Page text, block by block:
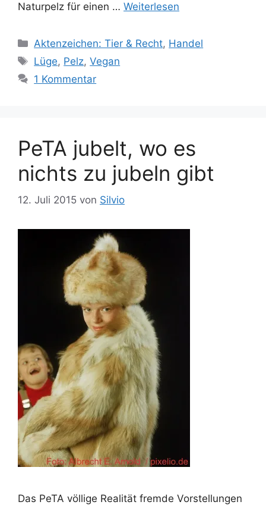
Naturpelz für einen … Weiterlesen
K
a
e
i
e
n
Aktenzeichen: Tier & Recht, Handel
S
c
w
ö
r
Lüge, Pelz,Vegan
1 Kommentar
PeTA jubelt, wo es
nichts zu jubeln gibt
12. Juli 2015 von Silvio
Das PeTA völlige Realität fremde Vorstellungen